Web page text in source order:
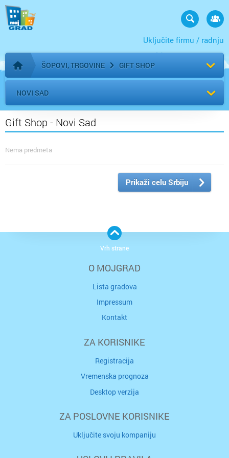
Uključite firmu / radnju
Početna stranica
ŠOPOVI, TRGOVINE GIFT SHOP
NOVI SAD
Gift Shop - Novi Sad
Nema predmeta
Prikaži celu Srbiju
O MOJGRAD
Lista gradova
Impressum
Kontakt
ZA KORISNIKE
Registracija
Vremenska prognoza
Desktop verzija
ZA POSLOVNE KORISNIKE
Uključite svoju kompaniju
Vrh strane